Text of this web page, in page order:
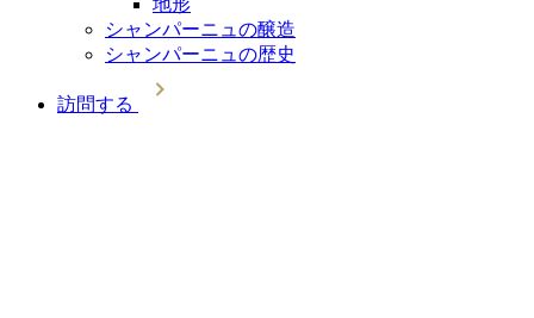
地形
シャンパーニュの醸造
シャンパーニュの歴史
訪問する